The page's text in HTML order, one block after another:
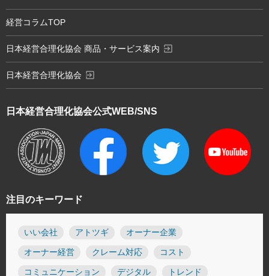
注目のキーワード
いい会社 アトツギ オーナー企業
オーナー経営 クレーム対応 コスト
コミュニケーション デジタル トレンド
日本経営合理化協会公式WEB/SNS
経営コラムTOP
日本経営合理化協会 商品・サービス案内 exit_to_app
日本経営合理化協会 exit_to_app